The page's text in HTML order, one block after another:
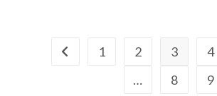
1 2 3 4
…
8 9